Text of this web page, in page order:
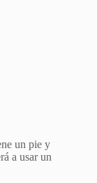
un pie y
a usar un